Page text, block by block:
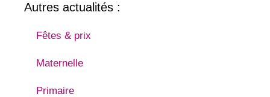
Autres actualités :
Fêtes & prix
Maternelle
Primaire